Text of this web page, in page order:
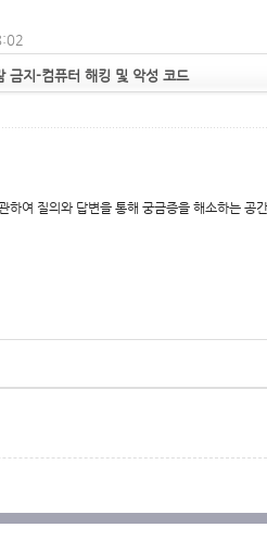
금지-컴퓨터 해킹 및 악성 코드
하여 질의와 답변을 통해 궁금증을 해소하는 공